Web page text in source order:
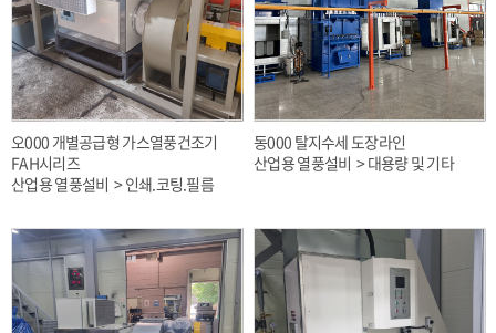
오000 개별공급형 가스열풍건조기
FAH시리즈
산업용 열풍설비 > 인쇄.코팅.필름
동000 탈지수세 도장라인
산업용 열풍설비 > 대용량 및 기타